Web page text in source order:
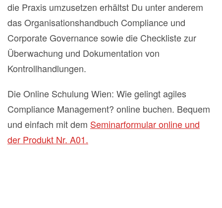
die Praxis umzusetzen erhältst Du unter anderem
das Organisationshandbuch Compliance und
Corporate Governance sowie die Checkliste zur
Überwachung und Dokumentation von
Kontrollhandlungen.
Die Online Schulung Wien: Wie gelingt agiles
Compliance Management? online buchen. Bequem
und einfach mit dem Seminarformular online und
der Produkt Nr. A01.